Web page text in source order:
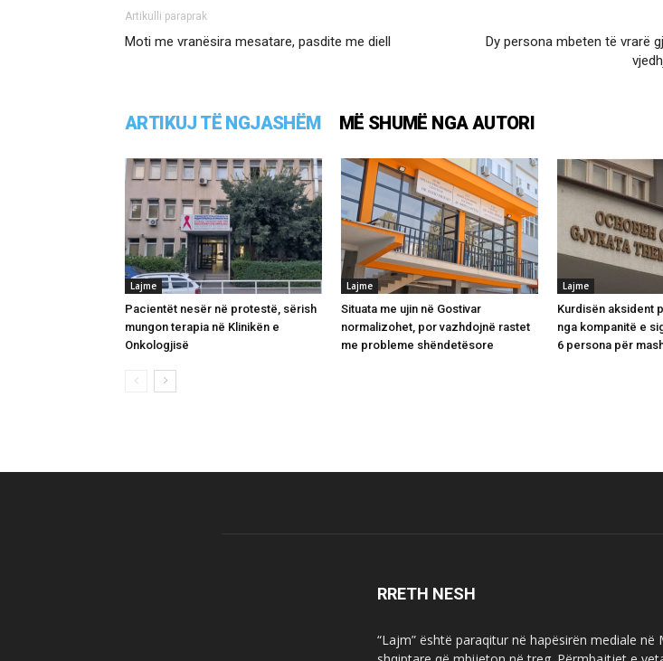
Artikulli paraprak
Moti me vranësira mesatare, pasdite me diell
Dy persona mbeten të vrarë
ARTIKUJ TË NGJASHËM MË SHUMË NGA AUTORI
Lajme
Pacientët nesër në protestë, sërish
mungon terapia në Klinikën e
Onkologjisë
Lajme
Situata me ujin në Gostivar
normalizohet, por vazhdojnë rastet
me probleme shëndetësore
Lajme
Kurdisën aksident
nga kompanitë e
6 persona për
RRETH NESH
“Lajm” është paraqitur në hapësirën mediale